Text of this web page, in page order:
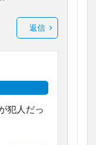
返信
犯人だっ